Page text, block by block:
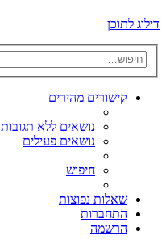
דילוג לתוכן
קישורים מהירים
נושאים ללא תגובות
נושאים פעילים
חיפוש
שאלות נפוצות
התחברות
הרשמה